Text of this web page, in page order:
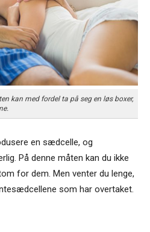
kan med fordel ta på seg en løs boxer,
en sædcelle, og
På denne måten kan du ikke
for dem. Men venter du lenge,
som har overtaket.